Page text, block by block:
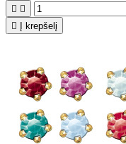
 

Į krepšelį